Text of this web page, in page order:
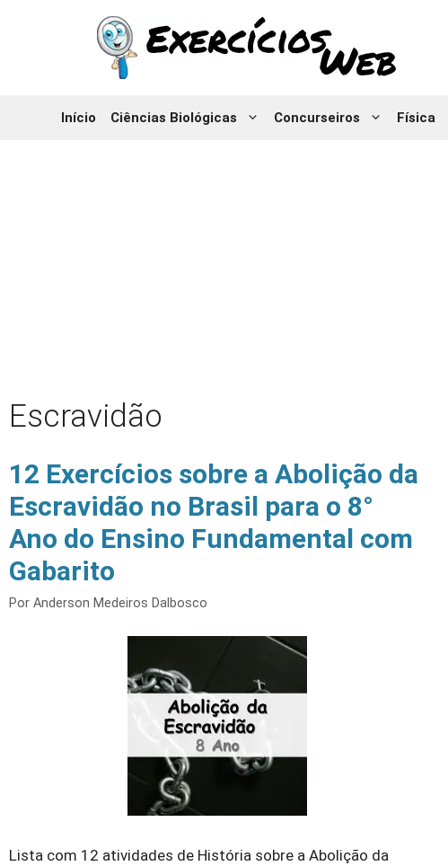
Início Ciências Biológicas Concurseiros Física
Escravidão
12 Exercícios sobre a Abolição da
Escravidão no Brasil para o 8°
Ano do Ensino Fundamental com
Gabarito
Por Anderson Medeiros Dalbosco
Lista com 12 atividades de História sobre a Abolição da